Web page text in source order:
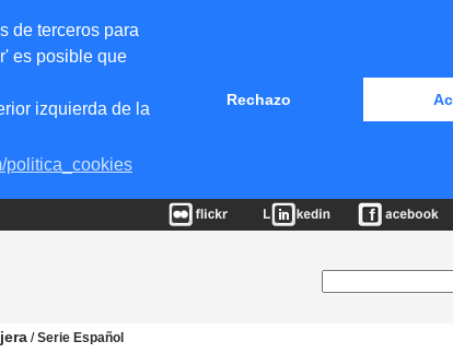
de terceros para
es posible que
izquierda de la
politica_cookies
Rechazo
/Serie Español